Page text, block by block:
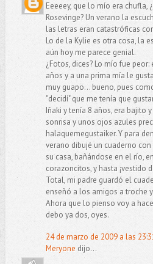
Eeeeey, que lo mío era chufla,
Rosevinge? Un verano la
las letras eran catastróficas
Lo de la Kylie es otra cosa, la
aún hoy me parece genial.
¿Fotos, dices? Lo mío fue
años y a una prima mía le
muy guapo... bueno, pues
"decidí" que me tenía que
Iñaki y tenía 8 años, era bajito
sonrisa y unos ojos azules
halaquemegustaiker. Y para
verano dibujé un cuaderno
su casa, bañándose en el río,
corazoncitos, y hasta ¡vestido
Total, mi padre guardó el
enseñó a los amigos a troche
Ahora que lo pienso voy a
debo ya dos, oyes.
24 de marzo de 2009 a las
Meryone dijo...